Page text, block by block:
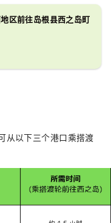
区前往岛根县西之岛町
从以下三个港口乘搭渡